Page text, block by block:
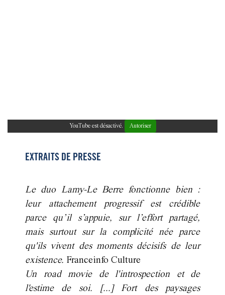
YouTube est désactivé. Autoriser
EXTRAITS DE PRESSE
Le duo Lamy-Le Berre fonctionne bien :
leur attachement progressif est crédible
parce qu’il s’appuie, sur l’effort partagé,
mais surtout sur la complicité née parce
qu'ils vivent des moments décisifs de leur
existence. Franceinfo Culture
Un road movie de l'introspection et de
l'estime de soi. [...] Fort des paysages